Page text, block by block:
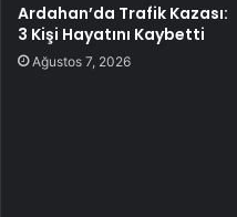
Ardahan’da Trafik Kazası:
3 Kişi Hayatını Kaybetti
Ağustos 7, 2026